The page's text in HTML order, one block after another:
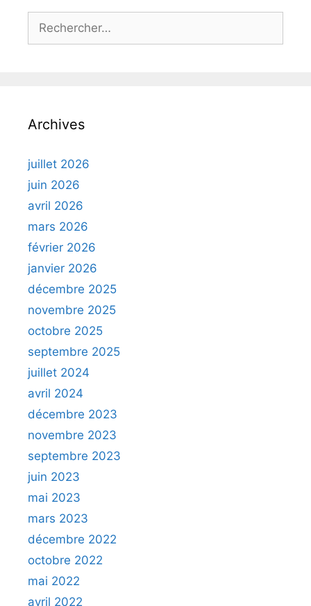
Rechercher :
Archives
juillet 2026
juin 2026
avril 2026
mars 2026
février 2026
janvier 2026
décembre 2025
novembre 2025
octobre 2025
septembre 2025
juillet 2024
avril 2024
décembre 2023
novembre 2023
septembre 2023
juin 2023
mai 2023
mars 2023
décembre 2022
octobre 2022
mai 2022
avril 2022